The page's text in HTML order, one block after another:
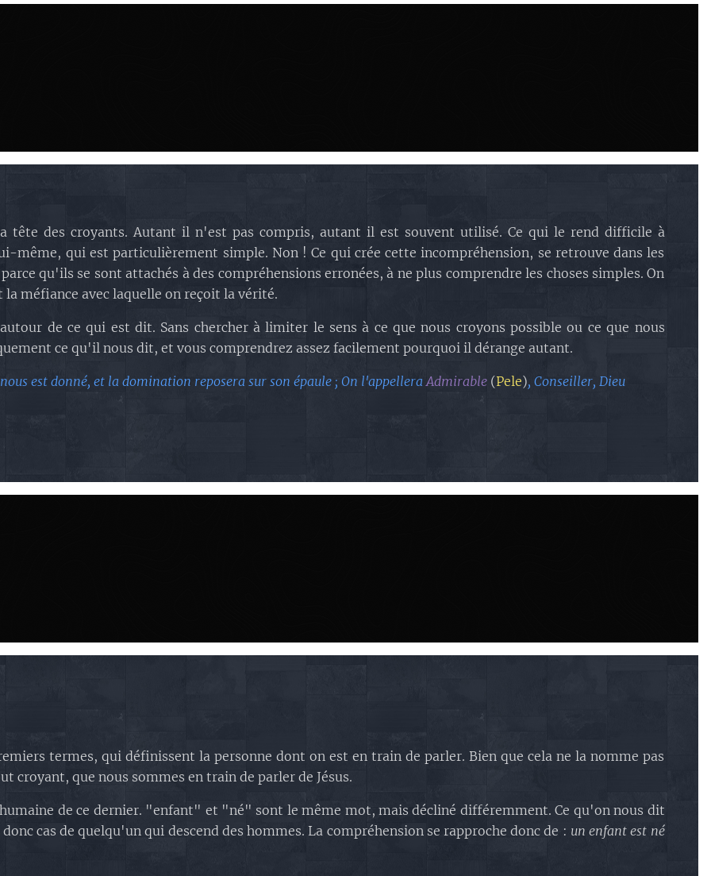
tête des croyants. Autant il n'est pas compris, autant il est souvent utilisé. Ce qui le rend difficile à
même, qui est particulièrement simple. Non ! Ce qui crée cette incompréhension, se retrouve dans les
qu'ils se sont attachés à des compréhensions erronées, à ne plus comprendre les choses simples. On
méfiance avec laquelle on reçoit la vérité.
de ce qui est dit. Sans chercher à limiter le sens à ce que nous croyons possible ou ce que nous
ce qu'il nous dit, et vous comprendrez assez facilement pourquoi il dérange autant.
est donné, et la domination reposera sur son épaule ; On l'appelleraAdmirable(Pele), Conseiller, Dieu
termes, qui définissent la personne dont on est en train de parler. Bien que cela ne la nomme pas
que nous sommes en train de parler de Jésus.
de ce dernier. "enfant" et "né" sont le même mot, mais décliné différemment. Ce qu'on nous dit
cas de quelqu'un qui descend des hommes. La compréhension se rapproche donc de : un enfant est né